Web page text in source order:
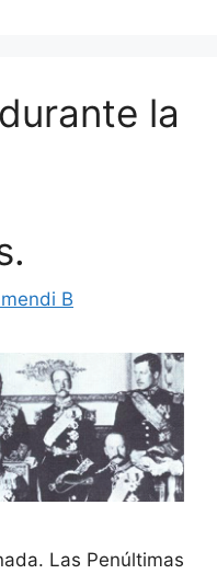
la
B
Las Penúltimas